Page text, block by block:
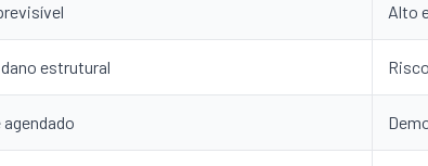
Alto
estrutural